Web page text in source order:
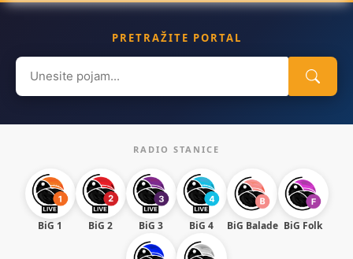
PRETRAŽITE PORTAL
Search
for:
RADIO STANICE
BiG 1 BiG 2 BiG 3 BiG 4 BiG Balade BiG Folk